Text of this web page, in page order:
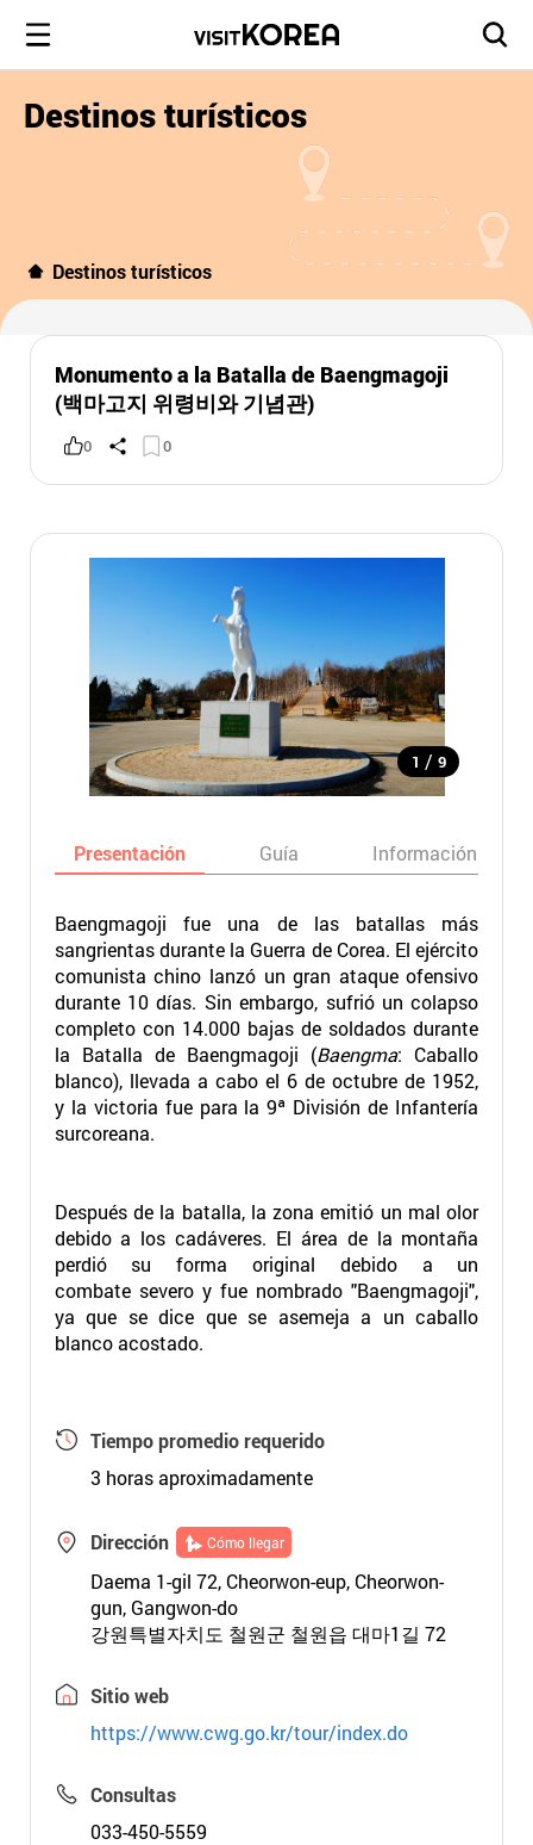
Destinos turísticos
Destinos turísticos
Monumento a la Batalla de Baengmagoji
(백마고지 위령비와 기념관)
0 0
1 / 9
Presentación Guía Información
Baengmagoji fue una de las batallas más
sangrientas durante la Guerra de Corea. El ejército
comunista chino lanzó un gran ataque ofensivo
durante 10 días. Sin embargo, sufrió un colapso
completo con 14.000 bajas de soldados durante
la Batalla de Baengmagoji (Baengma: Caballo
blanco), llevada a cabo el 6 de octubre de 1952,
y la victoria fue para la 9ª División de Infantería
surcoreana.
Después de la batalla, la zona emitió un mal olor
debido a los cadáveres. El área de la montaña
perdió su forma original debido a un
combate severo y fue nombrado "Baengmagoji",
ya que se dice que se asemeja a un caballo
blanco acostado.
Tiempo promedio requerido
3 horas aproximadamente
Dirección Cómo llegar
Daema 1-gil 72, Cheorwon-eup, Cheorwon-
gun, Gangwon-do
강원특별자치도 철원군 철원읍 대마1길 72
Sitio web
https://www.cwg.go.kr/tour/index.do
Consultas
033-450-5559